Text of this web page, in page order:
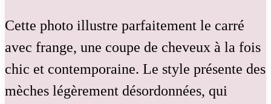
Cette photo illustre parfaitement le carré
avec frange, une coupe de cheveux à la fois
chic et contemporaine. Le style présente des
mèches légèrement désordonnées, qui